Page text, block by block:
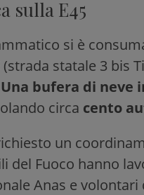
sulla E45
si è
(strada statale 3 bis
Una bufera di neve
circa cento
un
del Fuoco hanno
Anas e